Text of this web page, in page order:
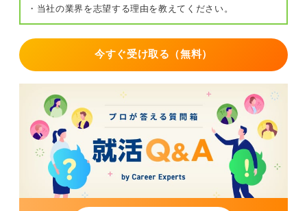
・当社の業界を志望する理由を教えてください。
今すぐ受け取る（無料）